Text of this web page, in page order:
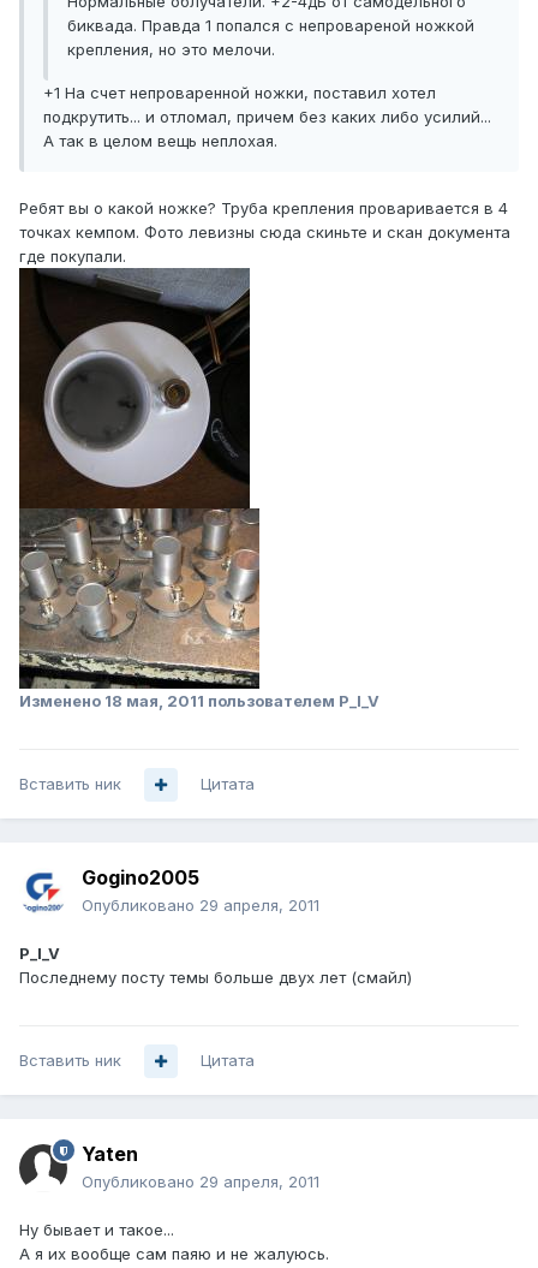
биквада. Правда 1 попался с непровареной ножкой
крепления, но это мелочи.
+1 На счет непроваренной ножки, поставил хотел
подкрутить... и отломал, причем без каких либо усилий...
А так в целом вещь неплохая.
Ребят вы о какой ножке? Труба крепления проваривается в 4
точках кемпом. Фото левизны сюда скиньте и скан документа
где покупали.
Изменено 18 мая, 2011 пользователем P_I_V
Вставить ник Цитата
Gogino2005
Опубликовано 29 апреля, 2011
P_I_V
Последнему посту темы больше двух лет (смайл)
Вставить ник Цитата
Yaten
Опубликовано 29 апреля, 2011
Ну бывает и такое...
А я их вообще сам паяю и не жалуюсь.